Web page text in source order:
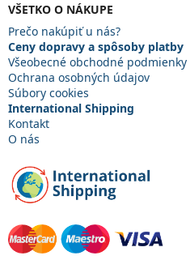
VŠETKO O NÁKUPE
Prečo nakúpiť u nás?
Ceny dopravy a spôsoby platby
Všeobecné obchodné podmienky
Ochrana osobných údajov
Súbory cookies
International Shipping
Kontakt
O nás